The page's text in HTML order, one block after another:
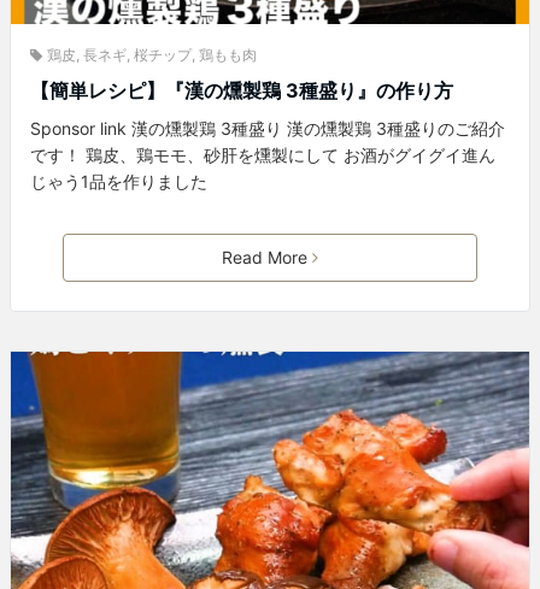
鶏皮, 長ネギ, 桜チップ, 鶏もも肉
【簡単レシピ】『漢の燻製鶏 3種盛り』の作り方
Sponsor link 漢の燻製鶏 3種盛り 漢の燻製鶏 3種盛りのご紹介
です！ 鶏皮、鶏モモ、砂肝を燻製にして お酒がグイグイ進ん
じゃう1品を作りました
Read More